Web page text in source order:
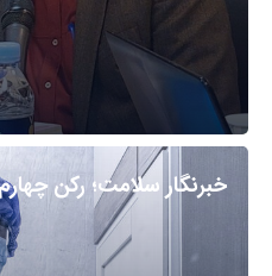
خبرنگار سلامت؛ رکن